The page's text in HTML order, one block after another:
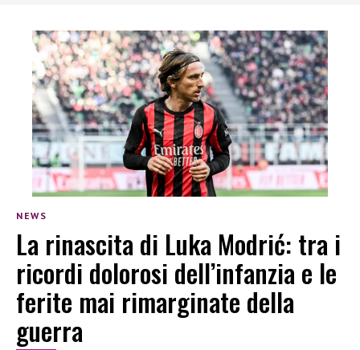
NEWS
La rinascita di Luka Modrić: tra i
ricordi dolorosi dell’infanzia e le
ferite mai rimarginate della
guerra